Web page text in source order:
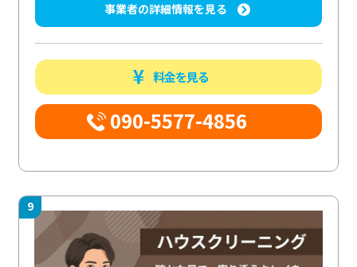
事業者の詳細情報を見る
料金を見る
090-5577-4856
9